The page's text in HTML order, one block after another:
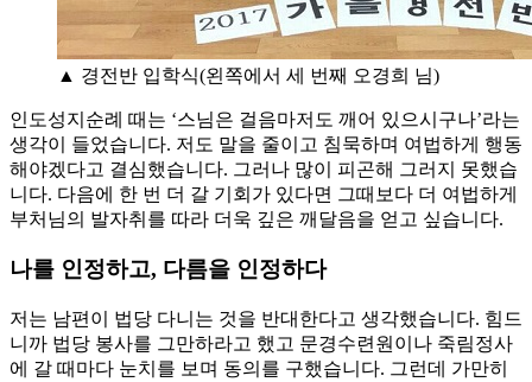
▲ 경전반 입학식(왼쪽에서 세 번째 오경희 님)
인도성지순례 때는 ‘스님은 걸음마저도 깨어 있으시구나’라는
생각이 들었습니다. 저도 말을 줄이고 침묵하며 여법하게 행동
해야겠다고 결심했습니다. 그러나 많이 피곤해 그러지 못했습
니다. 다음에 한 번 더 갈 기회가 있다면 그때보다 더 여법하게
부처님의 발자취를 따라 더욱 깊은 깨달음을 얻고 싶습니다.
나를 인정하고, 다름을 인정하다
저는 남편이 법당 다니는 것을 반대한다고 생각했습니다. 힘드
니까 법당 봉사를 그만하라고 했고 문경수련원이나 죽림정사
에 갈 때마다 눈치를 보며 동의를 구했습니다. 그런데 가만히